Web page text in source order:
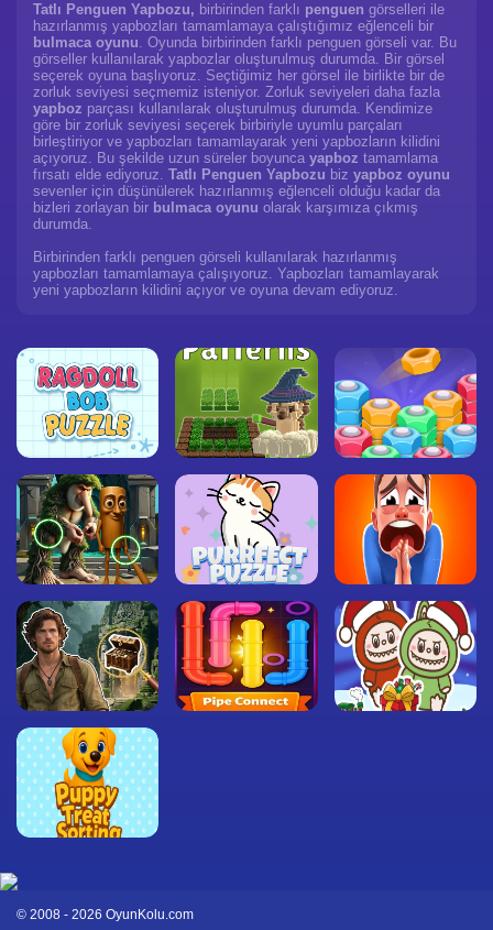
Tatlı Penguen Yapbozu, birbirinden farklı penguen görselleri ile
hazırlanmış yapbozları tamamlamaya çalıştığımız eğlenceli bir
bulmaca oyunu. Oyunda birbirinden farklı penguen görseli var. Bu
görseller kullanılarak yapbozlar oluşturulmuş durumda. Bir görsel
seçerek oyuna başlıyoruz. Seçtiğimiz her görsel ile birlikte bir de
zorluk seviyesi seçmemiz isteniyor. Zorluk seviyeleri daha fazla
yapboz parçası kullanılarak oluşturulmuş durumda. Kendimize
göre bir zorluk seviyesi seçerek birbiriyle uyumlu parçaları
birleştiriyor ve yapbozları tamamlayarak yeni yapbozların kilidini
açıyoruz. Bu şekilde uzun süreler boyunca yapboz tamamlama
fırsatı elde ediyoruz. Tatlı Penguen Yapbozu biz yapboz oyunu
sevenler için düşünülerek hazırlanmış eğlenceli olduğu kadar da
bizleri zorlayan bir bulmaca oyunu olarak karşımıza çıkmış
durumda.
Birbirinden farklı penguen görseli kullanılarak hazırlanmış
yapbozları tamamlamaya çalışıyoruz. Yapbozları tamamlayarak
yeni yapbozların kilidini açıyor ve oyuna devam ediyoruz.
© 2008 - 2026 OyunKolu.com